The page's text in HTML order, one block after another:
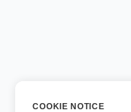
COOKIE NOTICE